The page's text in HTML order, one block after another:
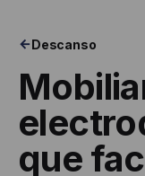
Descanso
que